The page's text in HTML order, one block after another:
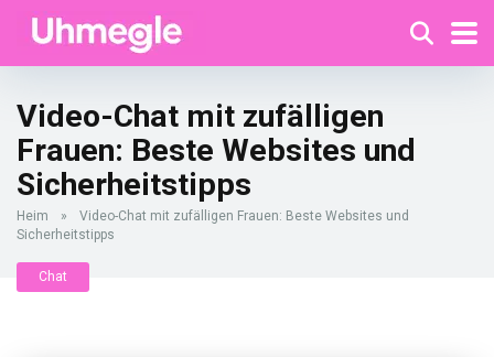
Video-Chat mit zufälligen
Frauen: Beste Websites und
Sicherheitstipps
Heim »
Video-Chat mit zufälligen Frauen: Beste Websites und
Sicherheitstipps
Chat